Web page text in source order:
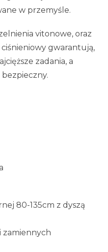
w przemyśle.
vitonowe, oraz
gwarantują,
zadania, a
80-135cm z dyszą
zamiennych